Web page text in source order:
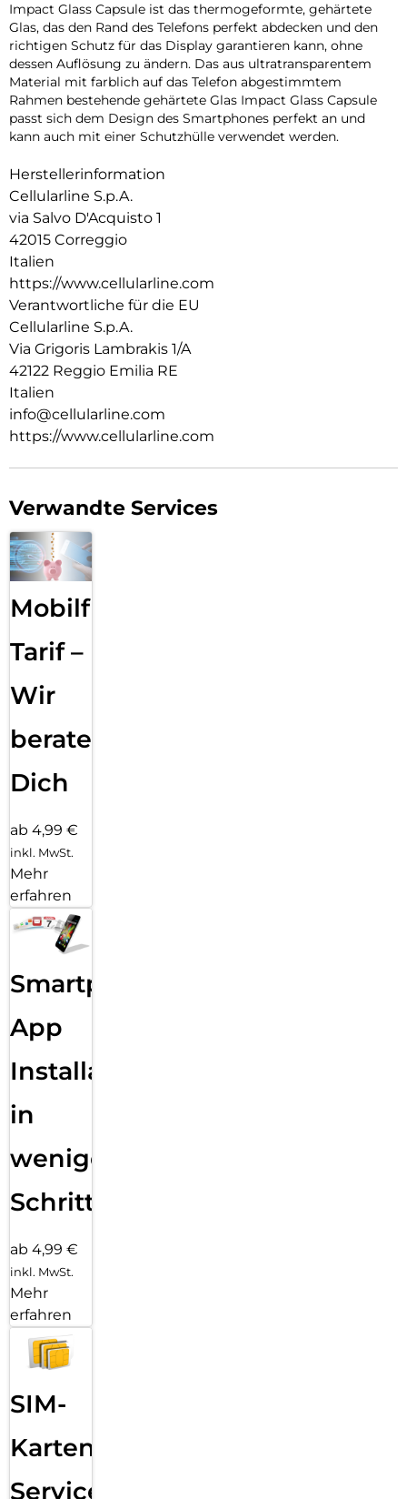
Impact Glass Capsule ist das thermogeformte, gehärtete
Glas, das den Rand des Telefons perfekt abdecken und den
richtigen Schutz für das Display garantieren kann, ohne
dessen Auflösung zu ändern. Das aus ultratransparentem
Material mit farblich auf das Telefon abgestimmtem
Rahmen bestehende gehärtete Glas Impact Glass Capsule
passt sich dem Design des Smartphones perfekt an und
kann auch mit einer Schutzhülle verwendet werden.
Herstellerinformation
Cellularline S.p.A.
via Salvo D'Acquisto 1
42015 Correggio
Italien
https://www.cellularline.com
Verantwortliche für die EU
Cellularline S.p.A.
Via Grigoris Lambrakis 1/A
42122 Reggio Emilia RE
Italien
info@cellularline.com
https://www.cellularline.com
Verwandte Services
Mobilfunk
Tarif –
Wir
beraten
Dich
ab 4,99 €
inkl. MwSt.
Mehr
erfahren
Smartphone
App
Installation
in
wenigen
Schritten
ab 4,99 €
inkl. MwSt.
Mehr
erfahren
SIM-
Karten
Service: